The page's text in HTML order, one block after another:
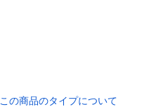
この商品のタイプについて